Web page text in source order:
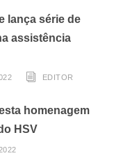
lança série de
assistência
EDITOR
homenagem
HSV